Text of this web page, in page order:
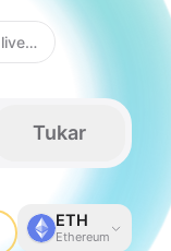
Tukar
ETH
Ethereum